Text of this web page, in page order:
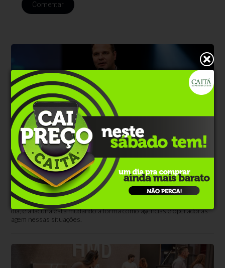
Comentar
Empresas Há 3 dias
Por que o turismo está terceirizando o
atendimento?
Setor de turismo opera sem cobertura em cerca de dois terços do
dia, e a lacuna está mudando a forma como agências e operadoras
agem nessas situações.